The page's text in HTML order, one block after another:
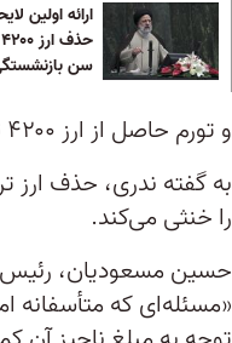
ارائه اولین
سن
و تورم حاصل از ارز ۴۲۰۰ تومانی راهکاری پیش‌بینی نشده است.
به گفته ندری، حذف ارز
را خنثی می‌کند.
حسین مسعودیان، رئیس
«مسئله‌ای که متأسفانه